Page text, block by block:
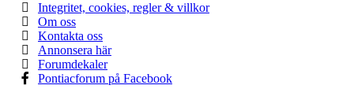
Integritet, cookies, regler & villkor
Om oss
Kontakta oss
Annonsera här
Forumdekaler
Pontiacforum på Facebook